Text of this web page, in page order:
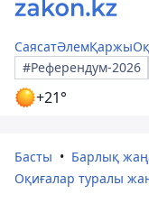
СаясатӘлемҚаржы
#Референдум-2026
+21°
Басты
Барлық
Оқиғалар туралы